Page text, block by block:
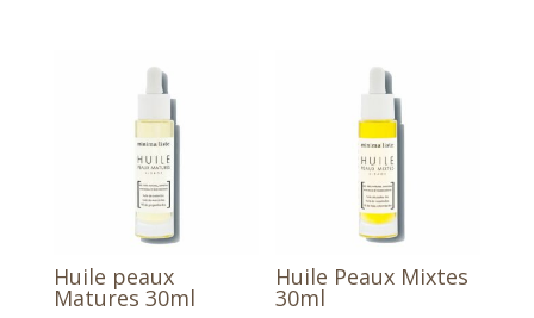
Huile peaux
Matures 30ml
Huile Peaux Mixtes
30ml